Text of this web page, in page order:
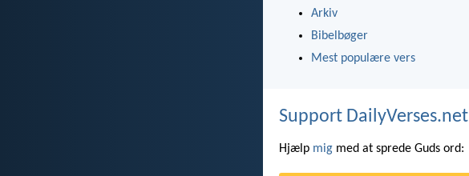
Arkiv
Bibelbøger
Mest populære vers
Support DailyVerses.net
Hjælp mig med at sprede Guds ord: